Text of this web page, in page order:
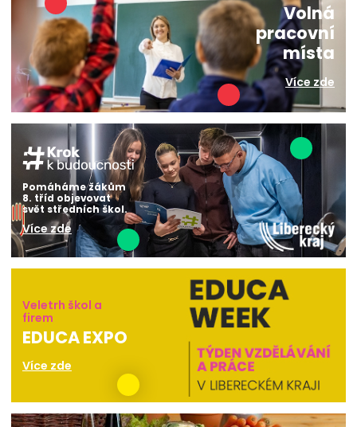
Volná
pracovní
místa
Více zde
Pomáháme žákům
8. tříd objevovat
svět středních škol.
Více zde
Veletrh škol a
firem
EDUCA EXPO
Více zde